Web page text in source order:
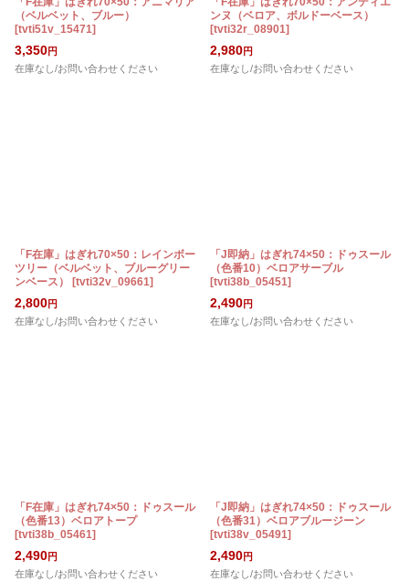
（ベルベット、ブルー）
[tvti51v_15471]
3,350円
在庫なし/お問い合わせください
ンヌ（ベロア、ボルドーベース）
[tvti32r_08901]
2,980円
在庫なし/お問い合わせください
「F在庫」はぎれ70×50：レインボー
ツリー（ベルベット、ブルーグリー
ンベース）
[tvti32v_09661]
2,800円
在庫なし/お問い合わせください
「J即納」はぎれ74×50：ドゥスール
（色番10）ベロアサーブル
[tvti38b_05451]
2,490円
在庫なし/お問い合わせください
「F在庫」はぎれ74×50：ドゥスール
（色番13）ベロアトープ
[tvti38b_05461]
2,490円
在庫なし/お問い合わせください
「J即納」はぎれ74×50：ドゥスール
（色番31）ベロアブルージーン
[tvti38v_05491]
2,490円
在庫なし/お問い合わせください